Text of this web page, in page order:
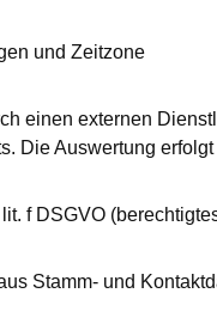
und Zeitzone
einen externen
Die Auswertung
f DSGVO
Stamm- und